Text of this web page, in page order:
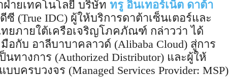
ายเทคโนโลยี บริษัท ทรู อินเทอร์เน็ต ดาต้า
ซี (True IDC) ผู้ให้บริการดาต้าเซ็นเตอร์และ
ยภายใต้เครือเจริญโภคภัณฑ์ กล่าวว่า ได้
กับ อาลีบาบาคลาวด์ (Alibaba Cloud) สู่การ
ทางการ (Authorized Distributor) และผู้ให้
ครบวงจร (Managed Services Provider: MSP)